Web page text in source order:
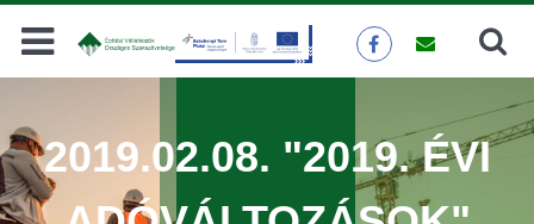
Keresés
2019.02.08. "2019. ÉVI